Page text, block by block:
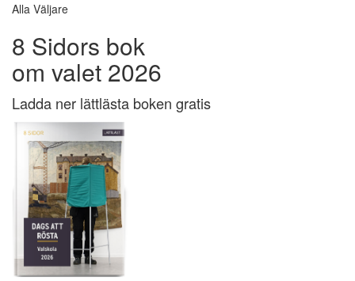
Alla Väljare
8 Sidors bok
om valet 2026
Ladda ner lättlästa boken gratis